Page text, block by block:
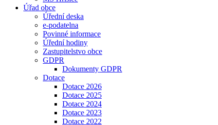
Úřad obce
Úřední deska
e-podatelna
Povinné informace
Úřední hodiny
Zastupitelstvo obce
GDPR
Dokumenty GDPR
Dotace
Dotace 2026
Dotace 2025
Dotace 2024
Dotace 2023
Dotace 2022